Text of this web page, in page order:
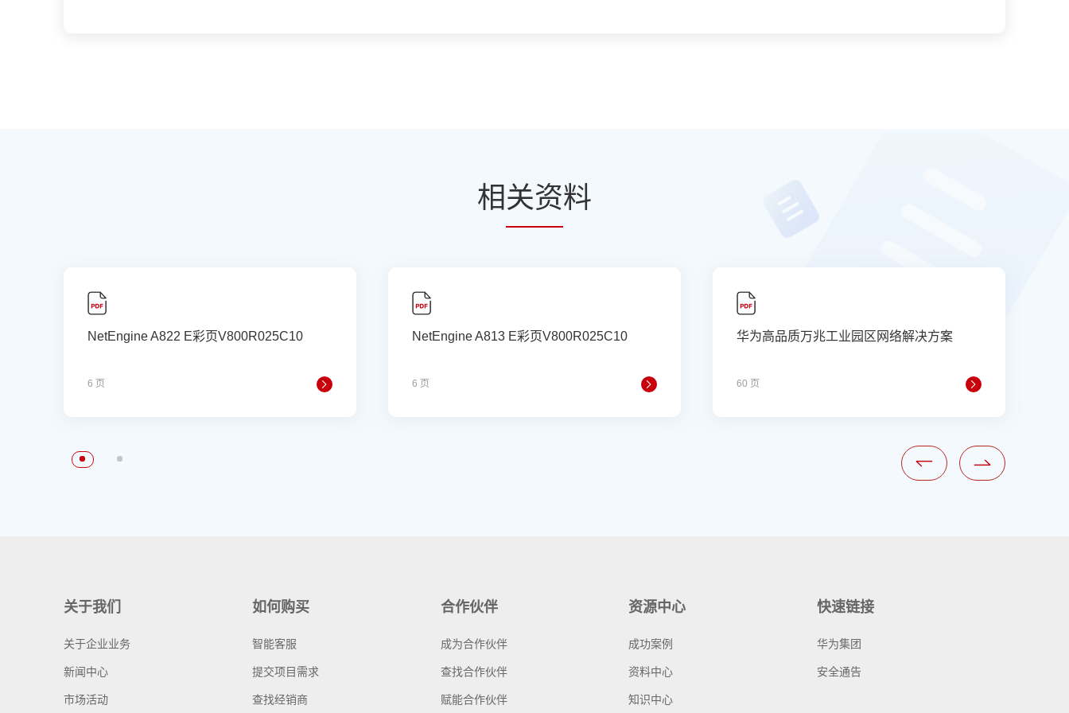
相关资料
NetEngine A822 E彩页V800R025C10
6 页
NetEngine A813 E彩页V800R025C10
6 页
华为高品质万兆工业园区网络解决方案
60 页
关于我们
关于企业业务
新闻中心
市场活动
如何购买
智能客服
提交项目需求
查找经销商
合作伙伴
成为合作伙伴
查找合作伙伴
赋能合作伙伴
资源中心
成功案例
资料中心
知识中心
快速链接
华为集团
安全通告